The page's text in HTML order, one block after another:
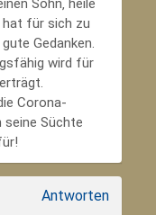
Sohn‚ heile
hat für sich zu
Gedanken.
wird für
Corona-
seine Süchte
Antworten